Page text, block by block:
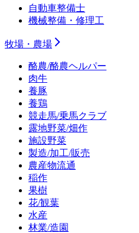
自動車整備士
機械整備・修理工
牧場・農場
酪農/酪農ヘルパー
肉牛
養豚
養鶏
競走馬/乗馬クラブ
露地野菜/畑作
施設野菜
製造/加工/販売
農産物流通
稲作
果樹
花/観葉
水産
林業/造園